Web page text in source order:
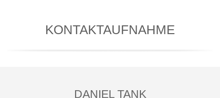
KONTAKTAUFNAHME
DANIEL TANK